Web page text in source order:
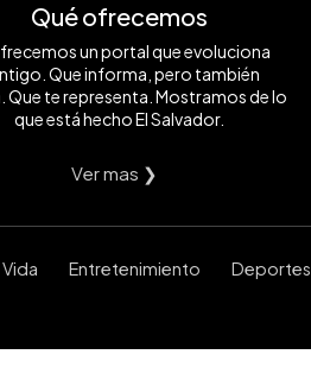
Qué ofrecemos
un portal que evoluciona
Que informa, pero también
Que te representa. Mostramos de lo
que está hecho El Salvador.
Ver mas ❯
Vida Entretenimiento Deportes